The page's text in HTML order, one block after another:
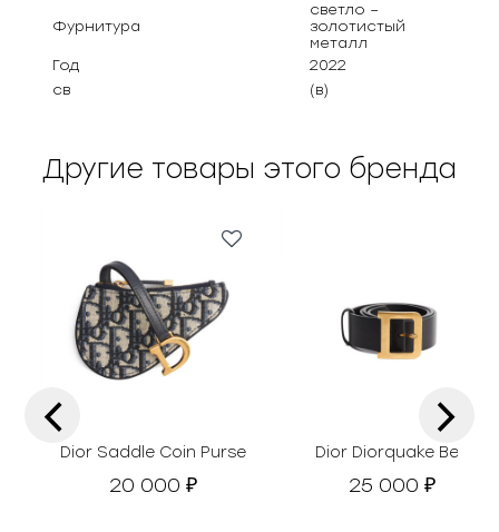
Фурнитура
светло –
золотистый
металл
Год
2022
св
(в)
Другие товары этого бренда
Dior Saddle Coin Purse
20 000 ₽
Dior Diorquake Belt
25 000₽
‹ ›